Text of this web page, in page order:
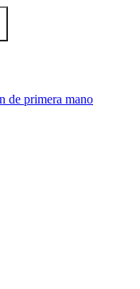
de primera mano